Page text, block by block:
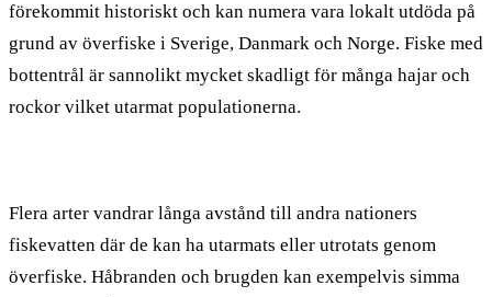
förekommit historiskt och kan numera vara lokalt utdöda på
grund av överfiske i Sverige, Danmark och Norge. Fiske med
bottentrål är sannolikt mycket skadligt för många hajar och
rockor vilket utarmat populationerna.
Flera arter vandrar långa avstånd till andra nationers
fiskevatten där de kan ha utarmats eller utrotats genom
överfiske. Håbranden och brugden kan exempelvis simma